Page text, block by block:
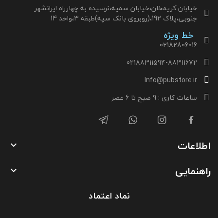
خیابان کریمخان،خیابان سمیه،نرسیده به چهارراه ایرانشهر
جنوبی،پلاک 192،(روبروی بانک سپه)طبقه 3،واحد 14
خط ویژه
02182806016
02188311594-88311672
Info@pubstore.ir
ساعات کاری : 9 صبح تا 6 عصر
اطلاعات 
راهنمایی 
نماد اعتماد